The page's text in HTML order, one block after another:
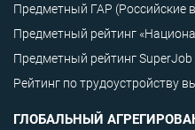
Предметный ГАР (Российские
Предметный рейтинг
Предметный рейтинг SuperJob
Рейтинг по трудоустройству
ГЛОБАЛЬНЫЙ